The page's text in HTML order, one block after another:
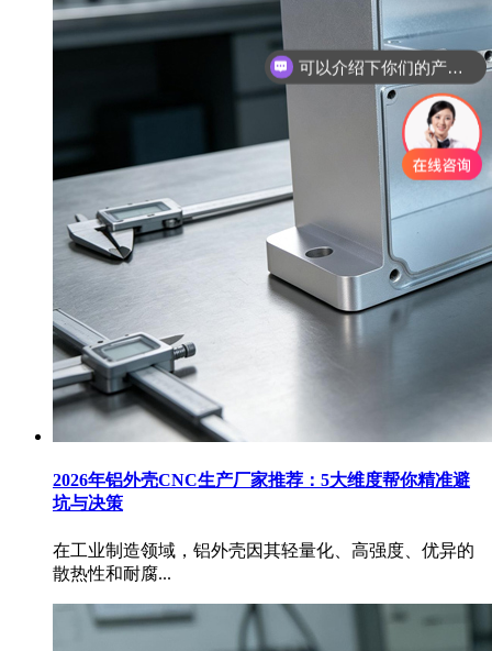
2026年铝外壳CNC生产厂家推荐：5大维度帮你精准避
坑与决策
在工业制造领域，铝外壳因其轻量化、高强度、优异的
散热性和耐腐...
可以介绍下你们的产品么？